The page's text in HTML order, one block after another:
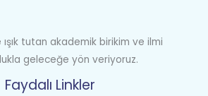
tutan akademik birikim ve ilmi
geleceğe yön veriyoruz.
Faydalı Linkler